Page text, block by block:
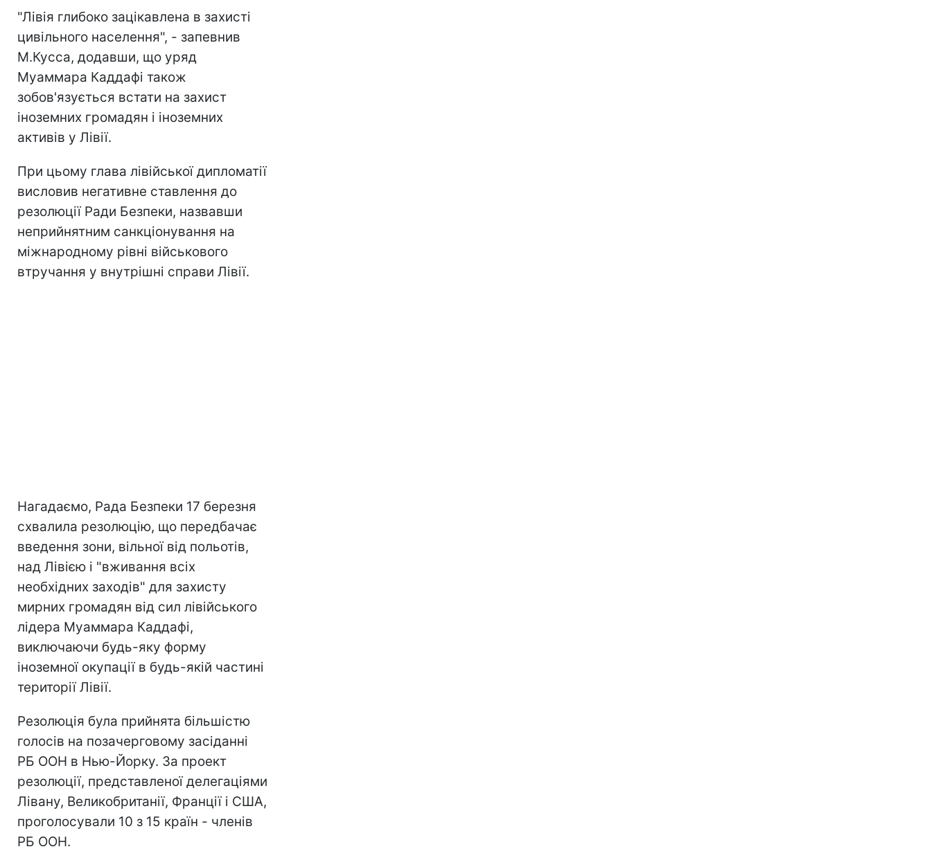
"Лівія глибоко зацікавлена в захисті
цивільного населення", - запевнив
М.Кусса, додавши, що уряд
Муаммара Каддафі також
зобов'язується встати на захист
іноземних громадян і іноземних
активів у Лівії.
При цьому глава лівійської дипломатії
висловив негативне ставлення до
резолюції Ради Безпеки, назвавши
неприйнятним санкціонування на
міжнародному рівні військового
втручання у внутрішні справи Лівії.
Нагадаємо, Рада Безпеки 17 березня
схвалила резолюцію, що передбачає
введення зони, вільної від польотів,
над Лівією і "вживання всіх
необхідних заходів" для захисту
мирних громадян від сил лівійського
лідера Муаммара Каддафі,
виключаючи будь-яку форму
іноземної окупації в будь-якій частині
території Лівії.
Резолюція була прийнята більшістю
голосів на позачерговому засіданні
РБ ООН в Нью-Йорку. За проект
резолюції, представленої делегаціями
Лівану, Великобританії, Франції і США,
проголосували 10 з 15 країн - членів
РБ ООН.